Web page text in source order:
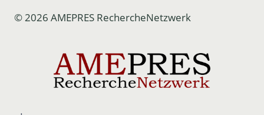
© 2026 AMEPRES RechercheNetzwerk